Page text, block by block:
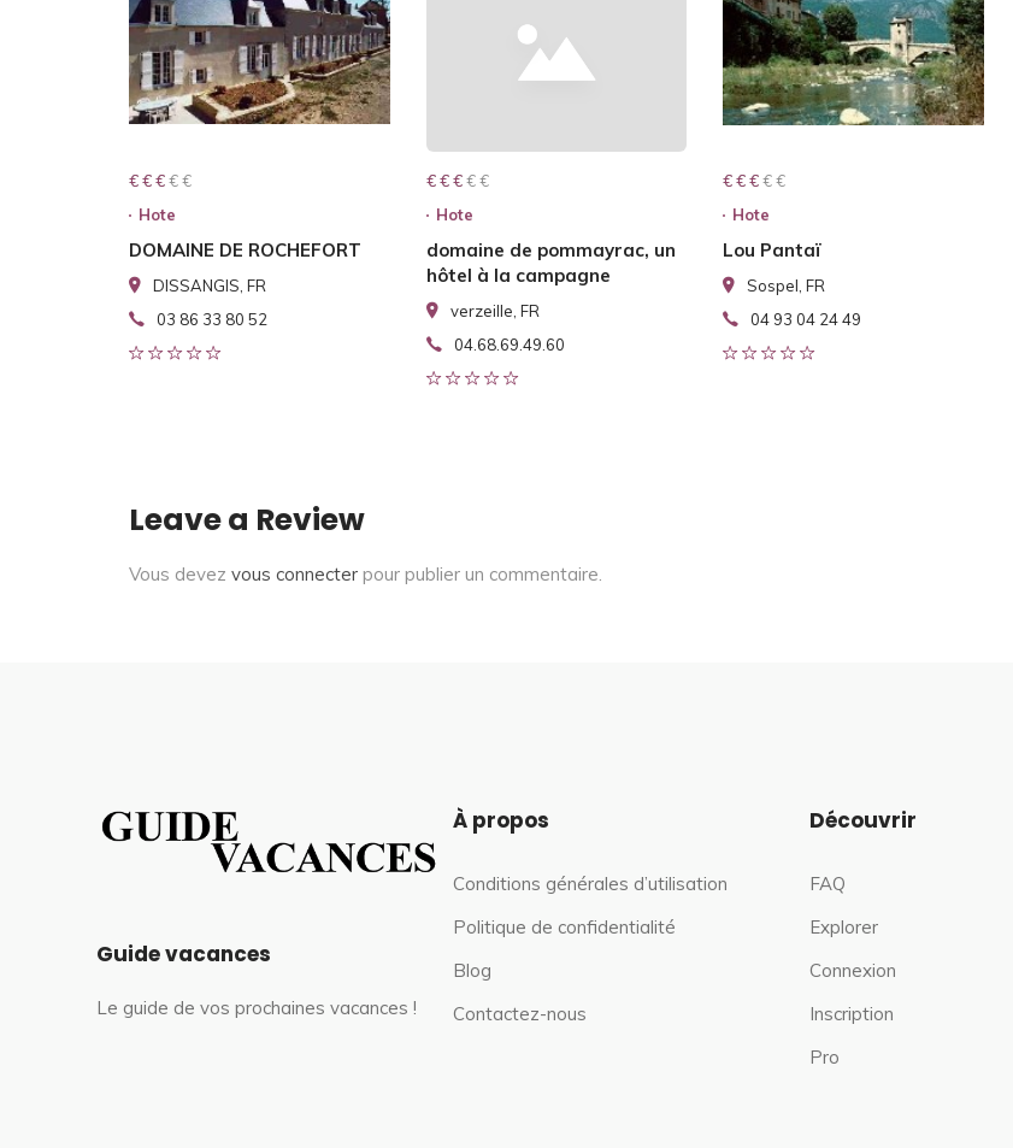
€ € € € €
€ € €
Hote
DOMAINE DE ROCHEFORT
DISSANGIS, FR
03 86 33 80 52
€ € € € €
€ € €
Hote
domaine de pommayrac, un
hôtel à la campagne
verzeille, FR
04.68.69.49.60
€ € € € €
€ € €
Hote
Lou Pantaï
Sospel, FR
04 93 04 24 49
Leave a Review
Vous devez vous connecter pour publier un commentaire.
Guide vacances
Le guide de vos prochaines vacances !
À propos
Conditions générales d’utilisation
Politique de confidentialité
Blog
Contactez-nous
Découvrir
FAQ
Explorer
Connexion
Inscription
Pro